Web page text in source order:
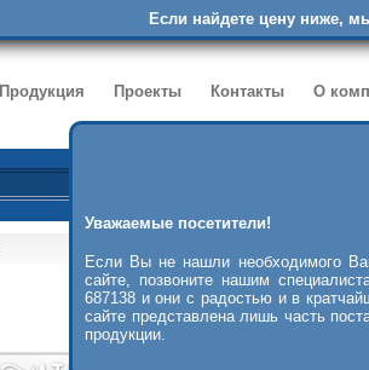
Уважаемые посетители!
Если Вы не нашли необходимого
сайте, позвоните нашим
687138 и они с радостью и в
сайте представлена лишь часть
продукции.
Если найдете цену ниже,
Продукция Проекты Контакты О